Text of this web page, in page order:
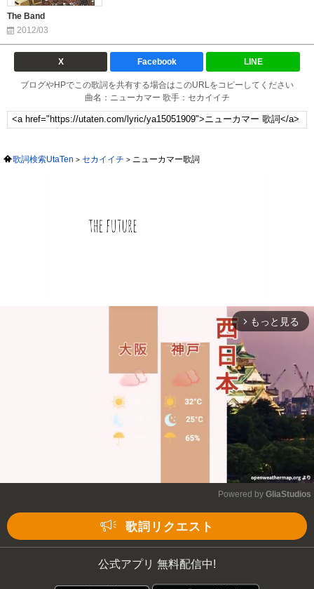
The Band
2012/03
X Facebook LINE
ブログやHPでこの歌詞を共有する場合はこのURLをコピーしてください
曲名：ニューカマー 歌手：セカイイチ
歌詞検索UtaTen セカイイチ ニューカマー歌詞
arrow_forward_ios もっと見る
Powered by GliaStudios
歌詞リクエスト
公式アプリ 無料配信中!